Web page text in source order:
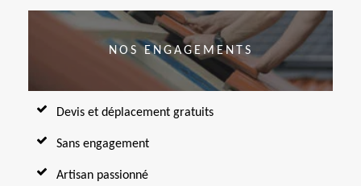
NOS ENGAGEMENTS
Devis et déplacement gratuits
Sans engagement
Artisan passionné